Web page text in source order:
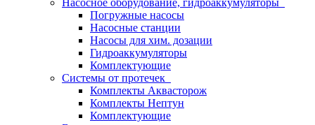
Насосное оборудование, гидроаккумуляторы
Погружные насосы
Насосные станции
Насосы для хим. дозации
Гидроаккумуляторы
Комплектующие
Системы от протечек
Комплекты Аквасторож
Комплекты Нептун
Комплектующие